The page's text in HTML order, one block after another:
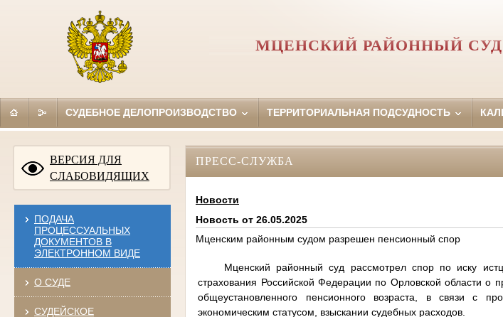
МЦЕНСКИЙ РАЙОННЫЙ СУД
СУДЕБНОЕ ДЕЛОПРОИЗВОДСТВО ТЕРРИТОРИАЛЬНАЯ ПОДСУДНОСТЬ
ВЕРСИЯ ДЛЯ
СЛАБОВИДЯЩИХ
ПОДАЧА
ПРОЦЕССУАЛЬНЫХ
ДОКУМЕНТОВ В
ЭЛЕКТРОННОМ ВИДЕ
О СУДЕ
СУДЕЙСКОЕ
ПРЕСС-СЛУЖБА
Новости
Новость от 26.05.2025
Мценским районным судом разрешен пенсионный спор
Мценский районный суд рассмотрел спор по иску
страхования Российской Федерации по Орловской области о
общеустановленного пенсионного возраста, в связи с
экономическим статусом, взыскании судебных расходов.